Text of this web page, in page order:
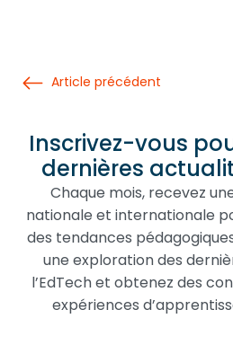
Article précédent
Inscrivez-vous
dernières
Chaque mois, recevez
nationale et internationale
des tendances
une exploration des
l’EdTech et obtenez des
expériences